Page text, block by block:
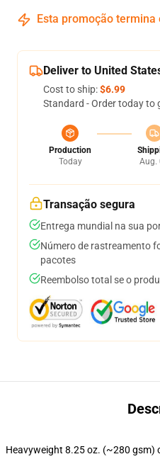
Esta promoção termina
Deliver to United
Cost to ship:$6.99
Standard - Order today to
Production
Today
Aug.
Transação segura
Entrega mundial na sua
Número de rastreamento
pacotes
Reembolso total se o
Heavyweight 8.25 oz. (~280 gsm)